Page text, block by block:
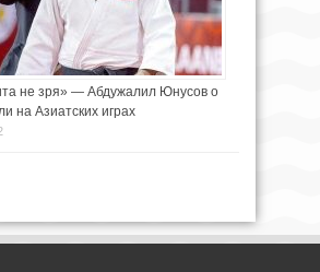
не зря» — Абдужалил Юнусов о
на Азиатских играх